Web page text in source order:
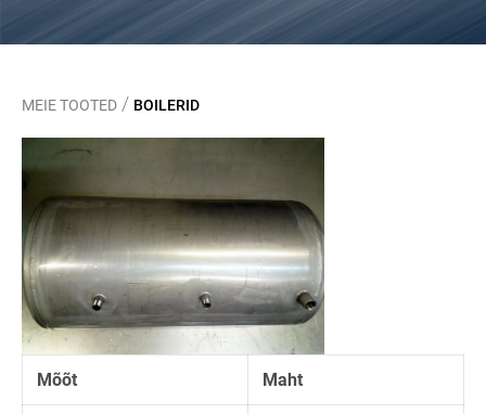
MEIE TOOTED / BOILERID
Mõõt Maht